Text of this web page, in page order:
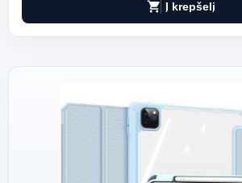
shopping_cart Į krepšelį